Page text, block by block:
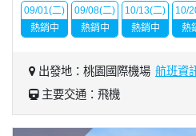
09/01(二)
熱銷中
09/08(二)
熱銷中
10/13(二)
熱銷中
10/
熱
出發地：桃園國際機場 航班資
主要交通：飛機